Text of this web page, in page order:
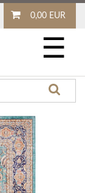
0,00 EUR
☰